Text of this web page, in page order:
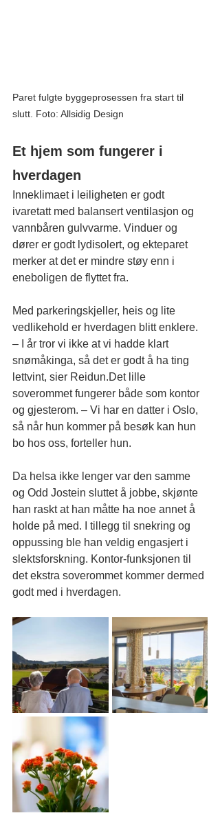
Paret fulgte byggeprosessen fra start til
slutt. Foto: Allsidig Design
Et hjem som fungerer i
hverdagen
Inneklimaet i leiligheten er godt
ivaretatt med balansert ventilasjon og
vannbåren gulvvarme. Vinduer og
dører er godt lydisolert, og ekteparet
merker at det er mindre støy enn i
eneboligen de flyttet fra.
Med parkeringskjeller, heis og lite
vedlikehold er hverdagen blitt enklere.
– I år tror vi ikke at vi hadde klart
snømåkinga, så det er godt å ha ting
lettvint, sier Reidun.Det lille
soverommet fungerer både som kontor
og gjesterom. – Vi har en datter i Oslo,
så når hun kommer på besøk kan hun
bo hos oss, forteller hun.
Da helsa ikke lenger var den samme
og Odd Jostein sluttet å jobbe, skjønte
han raskt at han måtte ha noe annet å
holde på med. I tillegg til snekring og
oppussing ble han veldig engasjert i
slektsforskning. Kontor-funksjonen til
det ekstra soverommet kommer dermed
godt med i hverdagen.